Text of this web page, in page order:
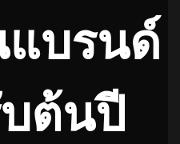
แบรนด์
ต้นปี